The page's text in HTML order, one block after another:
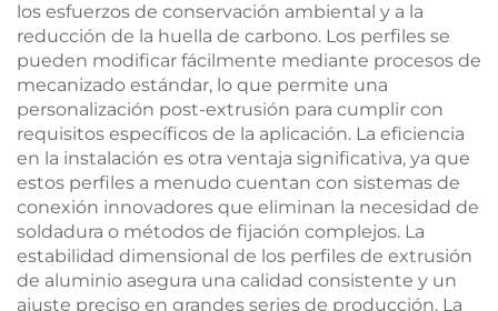
los esfuerzos de conservación ambiental y a la
reducción de la huella de carbono. Los perfiles se
pueden modificar fácilmente mediante procesos de
mecanizado estándar, lo que permite una
personalización post-extrusión para cumplir con
requisitos específicos de la aplicación. La eficiencia
en la instalación es otra ventaja significativa, ya que
estos perfiles a menudo cuentan con sistemas de
conexión innovadores que eliminan la necesidad de
soldadura o métodos de fijación complejos. La
estabilidad dimensional de los perfiles de extrusión
de aluminio asegura una calidad consistente y un
ajuste preciso en grandes series de producción. La